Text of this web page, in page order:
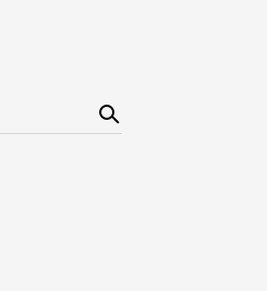
Sear
ch